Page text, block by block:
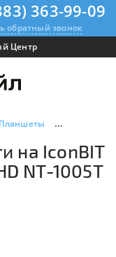
363-99-09
обратный звонок
Центр
Планшеты IconBIT
на IconBIT
NT-1005T